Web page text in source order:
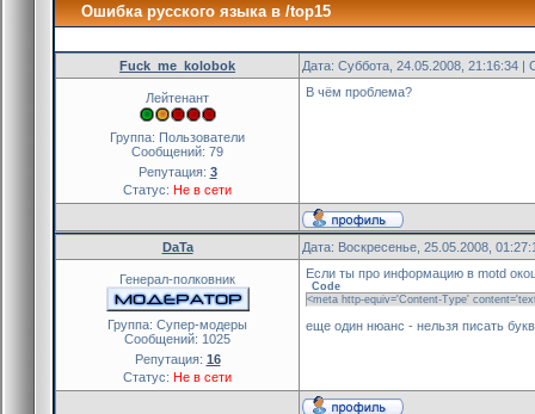
Ошибка русского языка в /top15
Fuck_me_kolobok Дата: Суббота, 24.05.2008, 21:16:34
Лейтенант
Группа: Пользователи
Сообщений: 79
Репутация: 3
Статус: Не в сети
В чём проблема?
DaTa Дата: Воскресенье, 25.05.2008,
Генерал-полковник
Группа: Cупер-модеры
Сообщений: 1025
Репутация: 16
Статус: Не в сети
Если ты про информацию в motd
Code
<meta http-equiv='Content-Type'
еще один нюанс - нельзя писать